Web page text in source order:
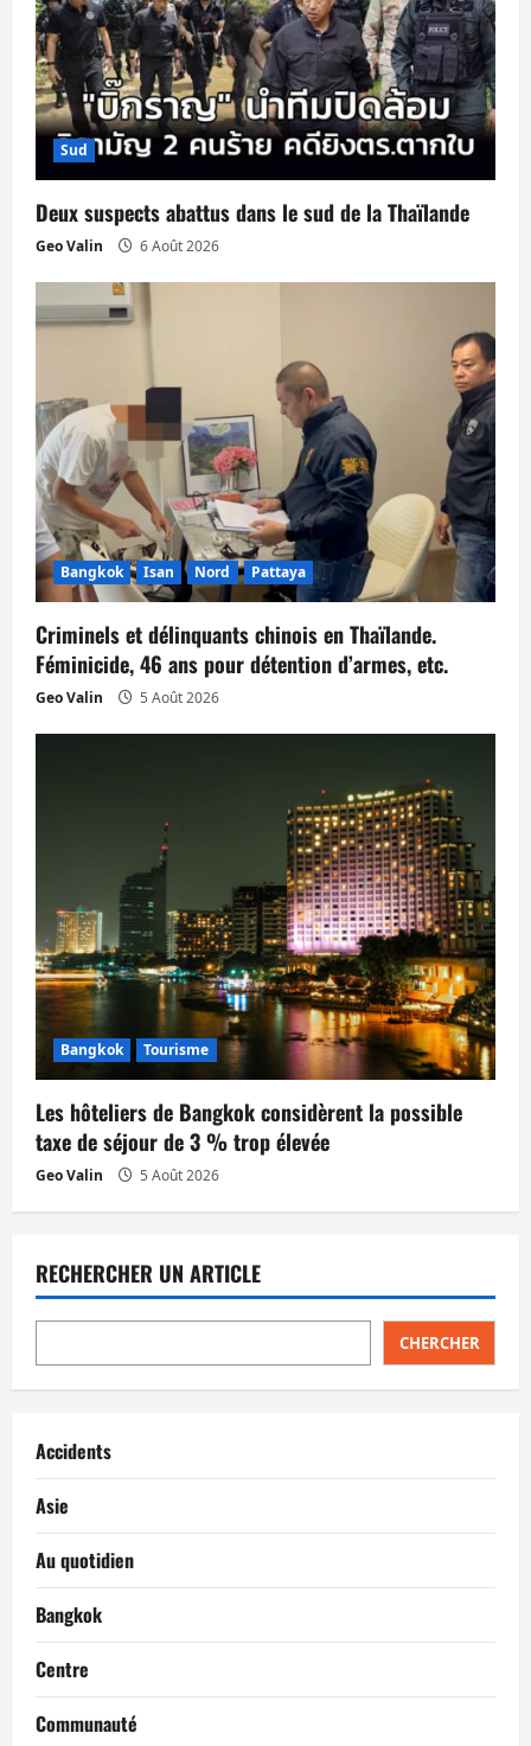
n
d
’
a
r
t
c
l
e
Sud
Deux suspects abattus dans le sud de la Thaïlande
Geo Valin 6 Août 2026
Bangkok Isan Nord Pattaya
Criminels et délinquants chinois en Thaïlande.
Féminicide, 46 ans pour détention d’armes, etc.
Geo Valin 5 Août 2026
Bangkok Tourisme
Les hôteliers de Bangkok considèrent la possible
taxe de séjour de 3 % trop élevée
Geo Valin 5 Août 2026
RECHERCHER UN ARTICLE
CHERCHER
Accidents
Asie
Au quotidien
Bangkok
Centre
Communauté